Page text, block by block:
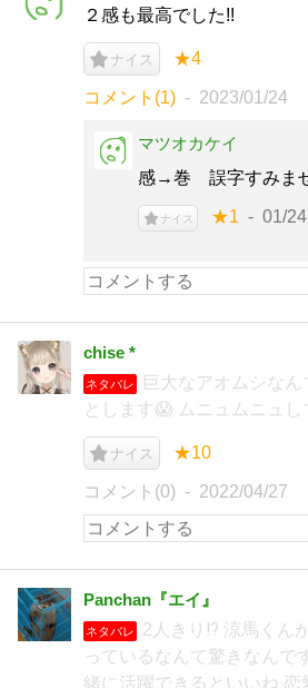
２感も最高でした!!
ナイス ★4
コメント(1) 2023/01/24
マツオカケイ
感→巻 誤字すみま
ナイス ★1 01/
chise *
ネタバレ
巨大なアオムシな
とします😱 ムニュムニュ
ナイス ★10
コメント(0) 2022/04/27
Panchan『エイ』
ネタバレ
2人きり⁉ 涼馬くん
っているなんて驚きなんで
緒に活躍できるといいね 恋